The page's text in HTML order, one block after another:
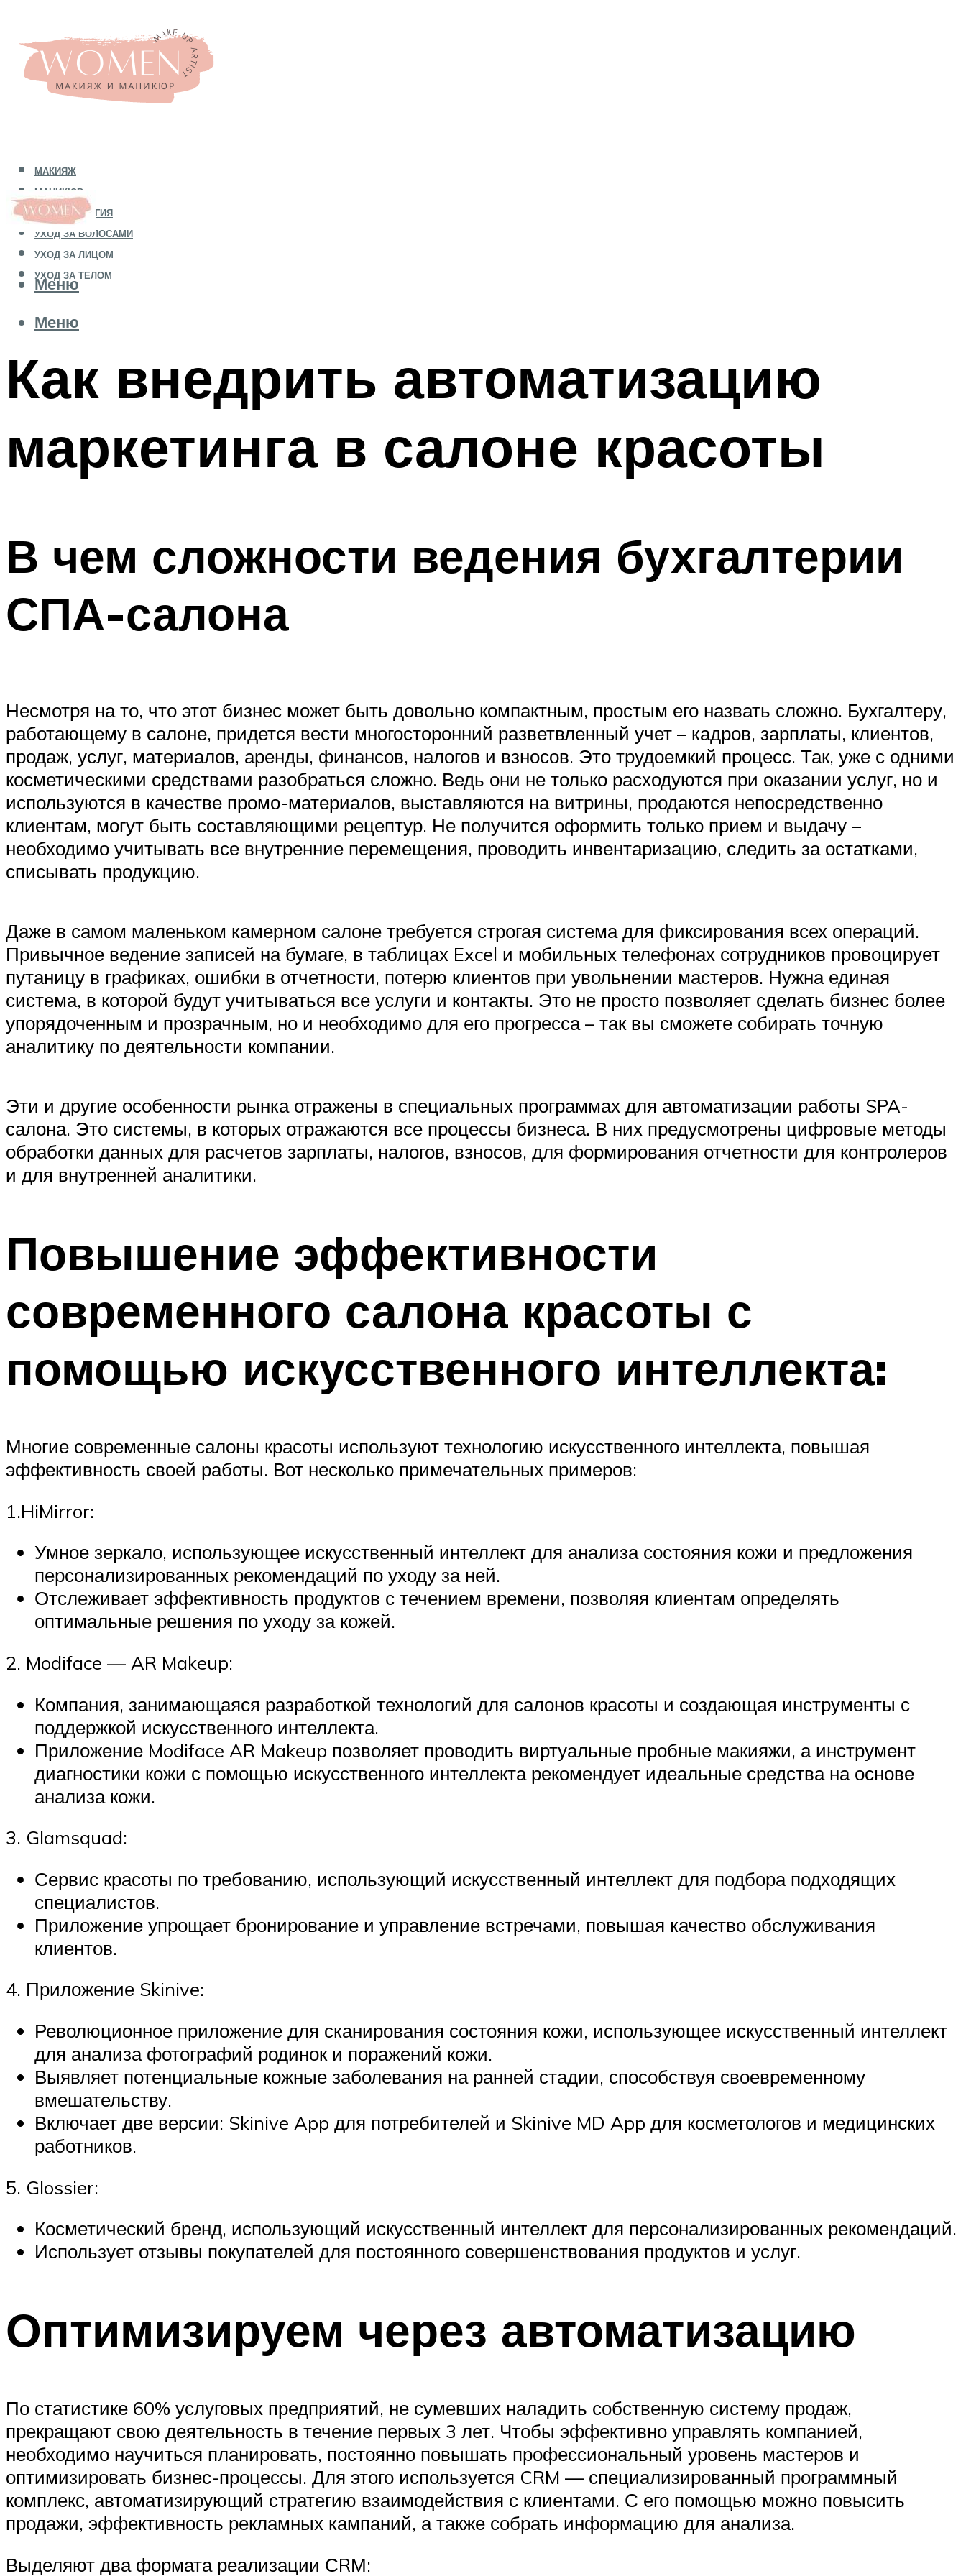
МАКИЯЖ
МАНИКЮР
КОСМЕТОЛОГИЯ
УХОД ЗА ВОЛОСАМИ
УХОД ЗА ЛИЦОМ
УХОД ЗА ТЕЛОМ
Меню
Меню
Как внедрить автоматизацию
маркетинга в салоне красоты
В чем сложности ведения бухгалтерии
СПА-салона
Несмотря на то, что этот бизнес может быть довольно компактным, простым его назвать сложно. Бухгалтеру,
работающему в салоне, придется вести многосторонний разветвленный учет – кадров, зарплаты, клиентов,
продаж, услуг, материалов, аренды, финансов, налогов и взносов. Это трудоемкий процесс. Так, уже с одними
косметическими средствами разобраться сложно. Ведь они не только расходуются при оказании услуг, но и
используются в качестве промо-материалов, выставляются на витрины, продаются непосредственно
клиентам, могут быть составляющими рецептур. Не получится оформить только прием и выдачу –
необходимо учитывать все внутренние перемещения, проводить инвентаризацию, следить за остатками,
списывать продукцию.
Даже в самом маленьком камерном салоне требуется строгая система для фиксирования всех операций.
Привычное ведение записей на бумаге, в таблицах Excel и мобильных телефонах сотрудников провоцирует
путаницу в графиках, ошибки в отчетности, потерю клиентов при увольнении мастеров. Нужна единая
система, в которой будут учитываться все услуги и контакты. Это не просто позволяет сделать бизнес более
упорядоченным и прозрачным, но и необходимо для его прогресса – так вы сможете собирать точную
аналитику по деятельности компании.
Эти и другие особенности рынка отражены в специальных программах для автоматизации работы SPA-
салона. Это системы, в которых отражаются все процессы бизнеса. В них предусмотрены цифровые методы
обработки данных для расчетов зарплаты, налогов, взносов, для формирования отчетности для контролеров
и для внутренней аналитики.
Повышение эффективности
современного салона красоты с
помощью искусственного интеллекта:
Многие современные салоны красоты используют технологию искусственного интеллекта, повышая
эффективность своей работы. Вот несколько примечательных примеров:
1.HiMirror:
Умное зеркало, использующее искусственный интеллект для анализа состояния кожи и предложения
персонализированных рекомендаций по уходу за ней.
Отслеживает эффективность продуктов с течением времени, позволяя клиентам определять
оптимальные решения по уходу за кожей.
2. Modiface — AR Makeup:
Компания, занимающаяся разработкой технологий для салонов красоты и создающая инструменты с
поддержкой искусственного интеллекта.
Приложение Modiface AR Makeup позволяет проводить виртуальные пробные макияжи, а инструмент
диагностики кожи с помощью искусственного интеллекта рекомендует идеальные средства на основе
анализа кожи.
3. Glamsquad:
Сервис красоты по требованию, использующий искусственный интеллект для подбора подходящих
специалистов.
Приложение упрощает бронирование и управление встречами, повышая качество обслуживания
клиентов.
4. Приложение Skinive:
Революционное приложение для сканирования состояния кожи, использующее искусственный интеллект
для анализа фотографий родинок и поражений кожи.
Выявляет потенциальные кожные заболевания на ранней стадии, способствуя своевременному
вмешательству.
Включает две версии: Skinive App для потребителей и Skinive MD App для косметологов и медицинских
работников.
5. Glossier:
Косметический бренд, использующий искусственный интеллект для персонализированных рекомендаций.
Использует отзывы покупателей для постоянного совершенствования продуктов и услуг.
Оптимизируем через автоматизацию
По статистике 60% услуговых предприятий, не сумевших наладить собственную систему продаж,
прекращают свою деятельность в течение первых 3 лет. Чтобы эффективно управлять компанией,
необходимо научиться планировать, постоянно повышать профессиональный уровень мастеров и
оптимизировать бизнес-процессы. Для этого используется CRM — специализированный программный
комплекс, автоматизирующий стратегию взаимодействия с клиентами. С его помощью можно повысить
продажи, эффективность рекламных кампаний, а также собрать информацию для анализа.
Выделяют два формата реализации СRМ: